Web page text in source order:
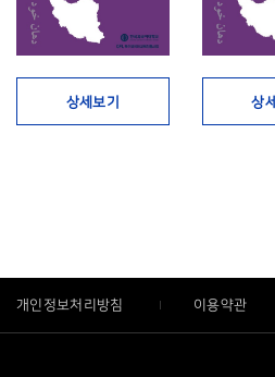
상세보기 상
개인정보처리방침 이용약관